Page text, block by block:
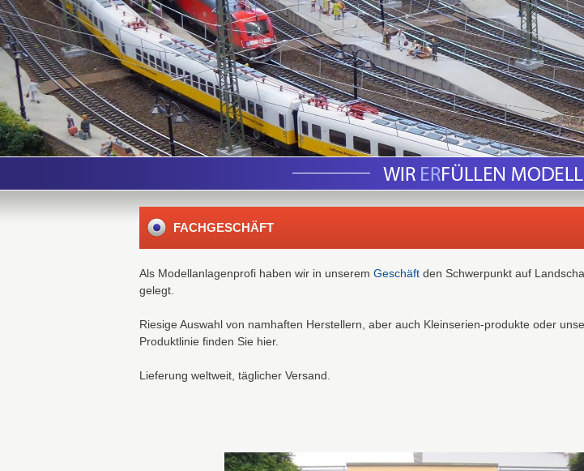
FACHGESCHÄFT
Als Modellanlagenprofi haben wir in unserem Geschäft den Schwerpunkt auf
gelegt.
Riesige Auswahl von namhaften Herstellern, aber auch Kleinserien-produkte oder
Produktlinie finden Sie hier.
Lieferung weltweit, täglicher Versand.